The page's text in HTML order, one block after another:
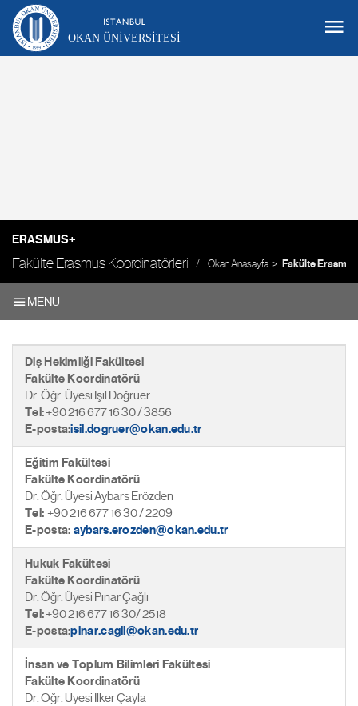
OKAN ÜNIVERSITESI
ERASMUS+
Fakülte Erasmus Koordinatörleri Okan Anasayfa Fakülte
MENU
Diş Hekimliği Fakültesi
Fakülte Koordinatörü
Dr. Öğr. Üyesi Işıl Doğruer
Tel:+90 216 677 16 30 / 3856
E-posta:isil.dogruer@okan.edu.tr
Eğitim Fakültesi
Fakülte Koordinatörü
Dr. Öğr. Üyesi Aybars Erözden
Tel: +90 216 677 16 30 / 2209
E-posta: aybars.erozden@okan.edu.tr
Hukuk Fakültesi
Fakülte Koordinatörü
Dr. Öğr. Üyesi Pınar Çağlı
Tel:+90 216 677 16 30/ 2518
E-posta:pinar.cagli@okan.edu.tr
İnsan ve Toplum Bilimleri Fakültesi
Fakülte Koordinatörü
Dr. Öğr. Üyesi İlker Çayla